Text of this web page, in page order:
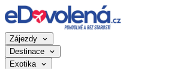
Zájezdy
Destinace
Exotika